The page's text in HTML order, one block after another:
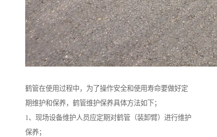
鹤管在使用过程中，为了操作安全和使用寿命要做好定
期维护和保养，鹤管维护保养具体方法如下；
1、现场设备维护人员应定期对鹤管（装卸臂）进行维护
保养；